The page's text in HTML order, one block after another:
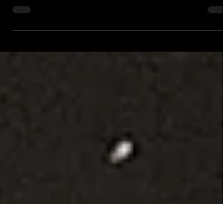
Internacional de Cante Flamenco de Lo